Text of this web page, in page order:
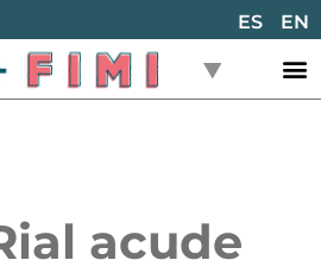
ES EN
acude